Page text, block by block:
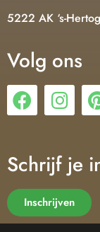
5222 AK ‘s-
Volg ons
Schrijf je
Inschrijven